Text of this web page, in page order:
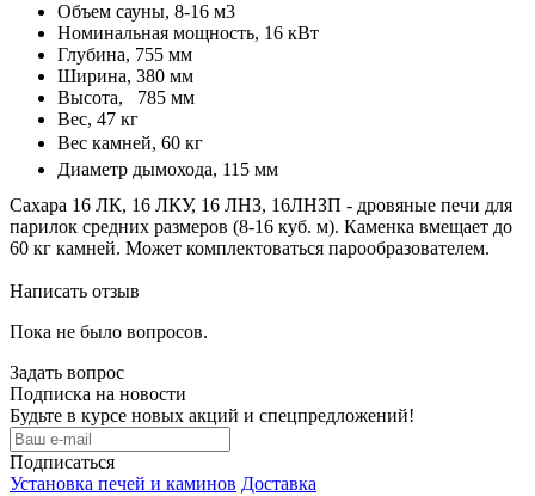
Объем сауны, 8-16 м3
Номинальная мощность, 16 кВт
Глубина, 755 мм
Ширина, 380 мм
Высота, 785 мм
Вес, 47 кг
Вес камней, 60 кг
Диаметр дымохода, 115 мм
Сахара 16 ЛК, 16 ЛКУ, 16 ЛНЗ, 16ЛНЗП - дровяные печи для
парилок средних размеров (8-16 куб. м). Каменка вмещает до
60 кг камней. Может комплектоваться парообразователем.
Написать отзыв
Пока не было вопросов.
Задать вопрос
Подписка на новости
Будьте в курсе новых акций и спецпредложений!
Подписаться
Установка печей и каминов Доставка